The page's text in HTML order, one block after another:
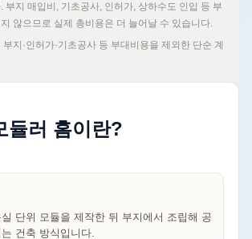
부지 매입비, 기초공사, 인허가, 상하수도 인입 등 부
않으므로 실제 총비용은 더 늘어날 수 있습니다.
지·인허가·기초공사 등 부대비용을 제외한 단순 계
듈러 홈이란?
실 단위 모듈을 제작한 뒤 부지에서 조립해 공
건축 방식입니다.